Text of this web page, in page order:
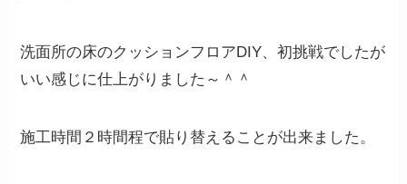
洗面所の床のクッションフロアDIY、初挑戦でしたが
いい感じに仕上がりました～＾＾
施工時間２時間程で貼り替えることが出来ました。